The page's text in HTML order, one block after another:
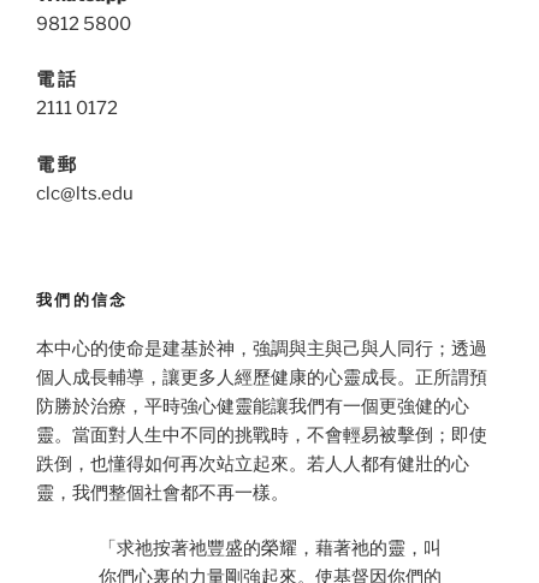
9812 5800
電 話
2111 0172
電 郵
clc@lts.edu
我們的信念
本中心的使命是建基於神，強調與主與己與人同行；透過
個人成長輔導，讓更多人經歷健康的心靈成長。正所謂預
防勝於治療，平時強心健靈能讓我們有一個更強健的心
靈。當面對人生中不同的挑戰時，不會輕易被擊倒；即使
跌倒，也懂得如何再次站立起來。若人人都有健壯的心
靈，我們整個社會都不再一樣。
「求祂按著祂豐盛的榮耀，藉著祂的靈，叫
你們心裏的力量剛強起來。使基督因你們的